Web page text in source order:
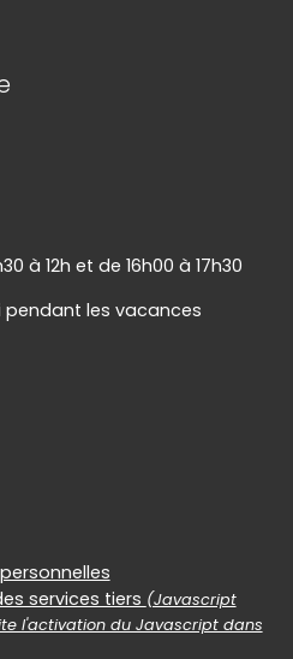
à 12h et de 16h00 à 17h30
les vacances
services tiers (Javascript
l'activation du Javascript dans